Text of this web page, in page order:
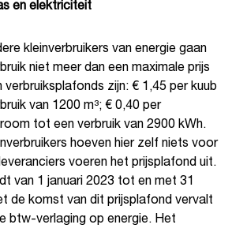
en elektriciteit
kleinverbruikers van energie gaan
niet meer dan een maximale prijs
verbruiksplafonds zijn: € 1,45 per kuub
van 1200 m³; € 0,40 per
tot een verbruik van 2900 kWh.
hoeven hier zelf niets voor
voeren het prijsplafond uit.
van 1 januari 2023 tot en met 31
de komst van dit prijsplafond vervalt
btw-verlaging op energie. Het